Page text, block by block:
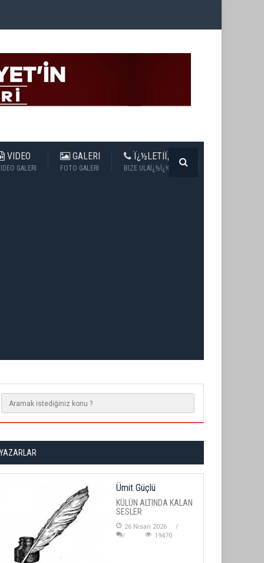
VIDEO
GALERI
GALERI
FOTO GALERI
Ï¿½LETIÏ¿½IM
BIZE ULAÏ¿½Ï¿½N
YAZARLAR
Ümit Güçlü
KÜLÜN ALTINDA KALAN
SESLER
26 Nisan 2026
19470